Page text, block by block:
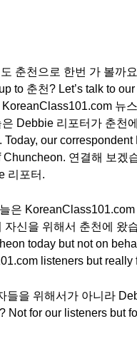
춘천으로 한번 가 볼까
to 춘천? Let’s talk to
뉴
Debbie 리포터가 춘천
Today, our
Chuncheon. 연결해 보겠
리포터.
은 KoreanClass101.com
자신을 위해서 춘천에 왔
today but not on
listeners but really
들을 위해서가 아니라
Not for our listeners but